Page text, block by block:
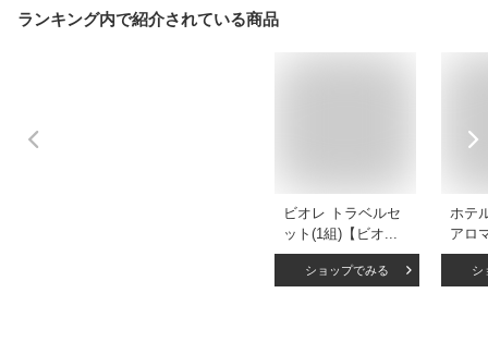
ランキング内で紹介されている商品
ビオレ トラベルセ
ット(1組)【ビオレ
フェイスケア】
ショップでみる
ホテ
アロ
ィソ
ニシ